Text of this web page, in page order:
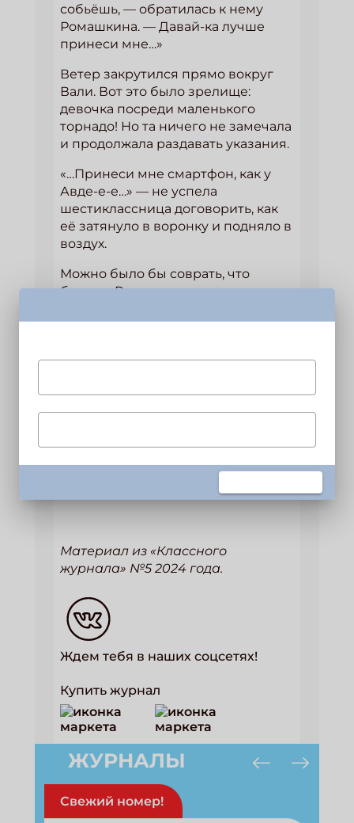
собьёшь, — обратилась к нему
Ромашкина. — Давай-ка лучше
принеси мне…»
Ветер закрутился прямо вокруг
Вали. Вот это было зрелище:
девочка посреди маленького
торнадо! Но та ничего не замечала
и продолжала раздавать указания.
«…Принеси мне смартфон, как у
Авде-е-е…» — не успела
шестиклассница договорить, как
её затянуло в воронку и подняло в
воздух.
Можно было бы соврать, что
больше Ромашкину никто не
вернулась домой уже через пару
потрёпанная, с ветками в волосах
верьте, хотите нет: никогда,
никогда больше Валя Ромашкина
Материал из «Классного
журнала» №5 2024 года.
Ждем тебя в наших соцсетях!
Купить журнал
ЖУРНАЛЫ
Свежий номер!
Подпишись на рассылку
Получи электронный "Классный журнал" в
Укажите Ваш Email